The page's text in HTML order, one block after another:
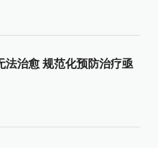
法治愈 规范化预防治疗亟